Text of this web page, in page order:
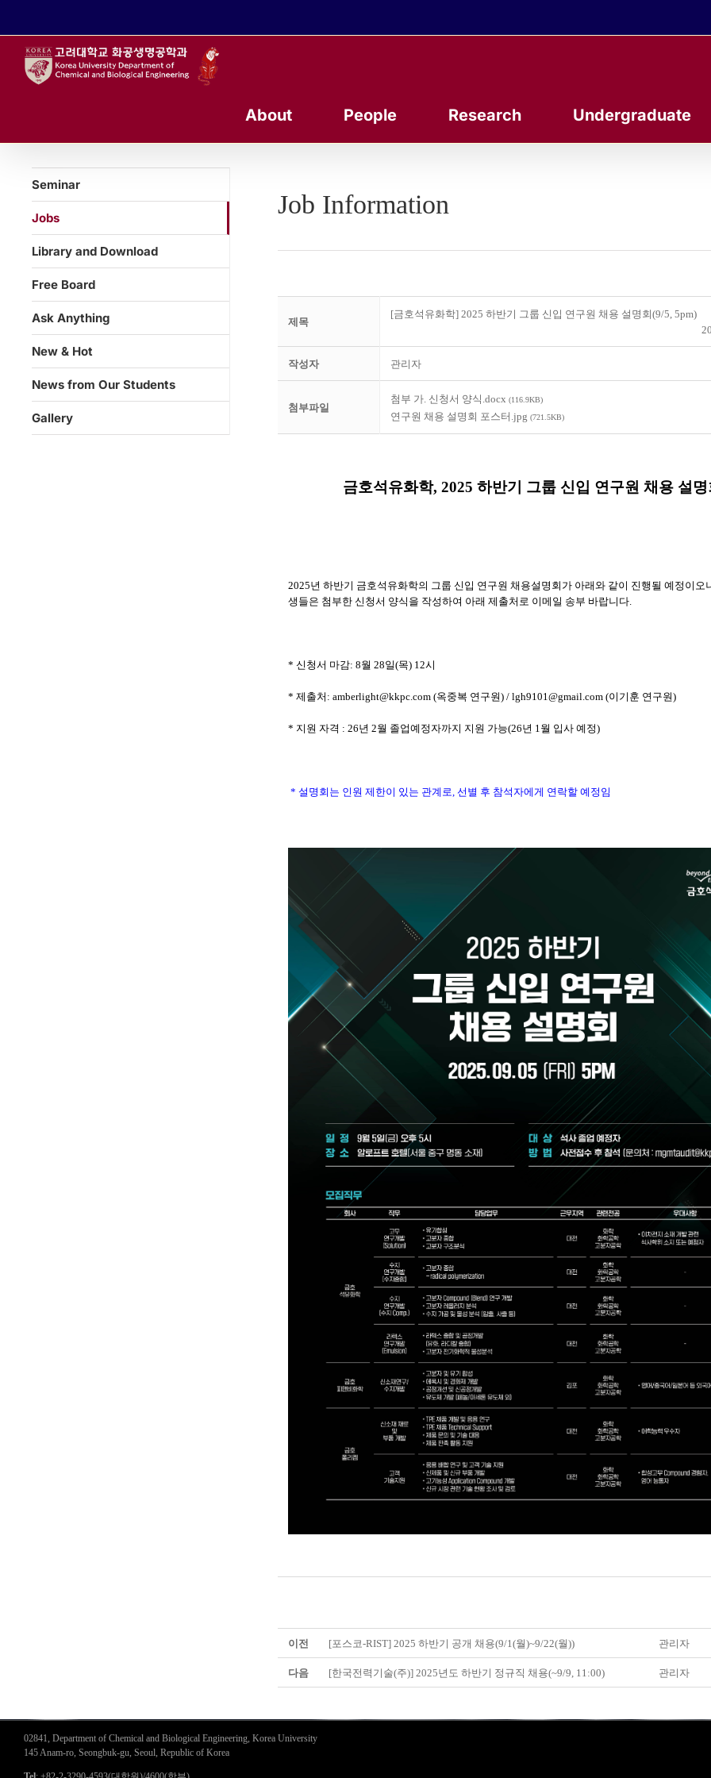
About People Research Undergraduate
Job Information
제목
[금호석유화학] 2025 하반기 그룹 신입 연구원 채용 설명회(9/5, 5pm)
작성자 관리자
첨부파일
첨부 가. 신청서 양식.docx (116.9KB)
연구원 채용 설명회 포스터.jpg (721.5KB)
금호석유화학, 2025 하반기 그룹 신입 연구원 채용 설명
2025년 하반기 금호석유화학의 그룹 신입 연구원 채용설명회가 아래와 같이 진행될 예정이오
생들은 첨부한 신청서 양식을 작성하여 아래 제출처로 이메일 송부 바랍니다.
* 신청서 마감: 8월 28일(목) 12시
* 제출처: amberlight@kkpc.com(옥중복 연구원) / lgh9101@gmail.com(이기훈 연구원)
* 지원 자격 : 26년 2월 졸업예정자까지 지원 가능(26년 1월 입사 예정)
* 설명회는 인원 제한이 있는 관계로, 선별 후 참석자에게 연락할 예정임
이전 [포스코-RIST] 2025 하반기 공개 채용(9/1(월)~9/22(월)) 관리자
다음 [한국전력기술(주)] 2025년도 하반기 정규직 채용(~9/9, 11:00) 관리자
Seminar
Jobs
Library and Download
Free Board
Ask Anything
New & Hot
News from Our Students
Gallery
02841, Department of Chemical and Biological Engineering, Korea University
145 Anam-ro, Seongbuk-gu, Seoul, Republic of Korea